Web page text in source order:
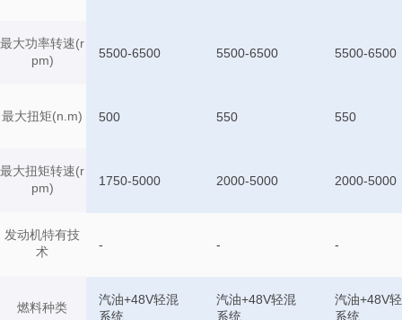
最大功率转速(r
pm)
最大扭矩(n.m)
最大扭矩转速(r
pm)
发动机特有技
术
燃料种类
5500-6500 5500-6500 5500-6500
500 550 550
1750-5000 2000-5000 2000-5000
- - -
汽油+48V轻混
系统
汽油+48V轻混
系统
汽油+48V
系统